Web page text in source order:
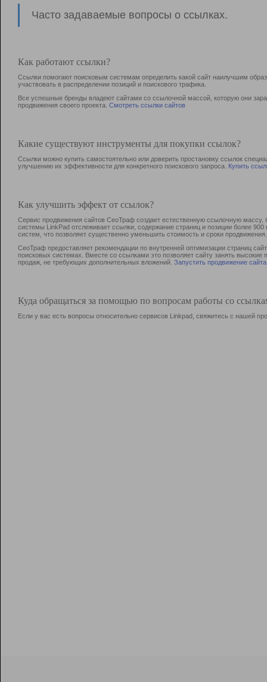
Часто задаваемые вопросы о ссылках.
Как работают ссылки?
Ссылки помогают поисковым системам определить какой сайт наилучшим
участвовать в раcпределении позиций и поискового трафика.
Все успешные бренды владеют сайтами со ссылочной массой, которую они
продвижения своего проекта. Смотреть ссылки сайтов
Какие существуют инструменты для покупки ссылок?
Ссылки можно купить самостоятельно или доверить простановку ссылок
улучшению их эффективности для конкретного поискового запроса. Купить
Как улучшить эффект от ссылок?
Сервис продвижения сайтов СеоТраф создает естественную ссылочную
системы LinkPad отслеживает ссылки, содержание страниц и позиции более
систем, что позволяет существенно уменьшить стоимость и сроки продвижения.
СеоТраф предоставляет рекомендации по внутренней оптимизации страниц
поисковых системах. Вместе со ссылками это позволяет сайту занять
продаж, не требующих дополнительных вложений. Запустить продвижение сайта
Куда обращаться за помощью по вопросам работы со
Если у вас есть вопросы относительно сервисов Linkpad, свяжитесь с нашей